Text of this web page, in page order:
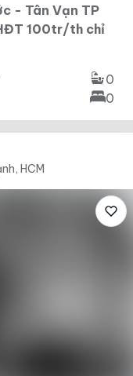
- Tân Vạn TP
100tr/th chỉ
0
0
HCM